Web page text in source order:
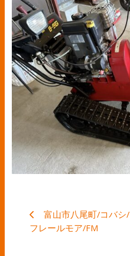
富山市八尾町/コバシ/
フレールモア/FM